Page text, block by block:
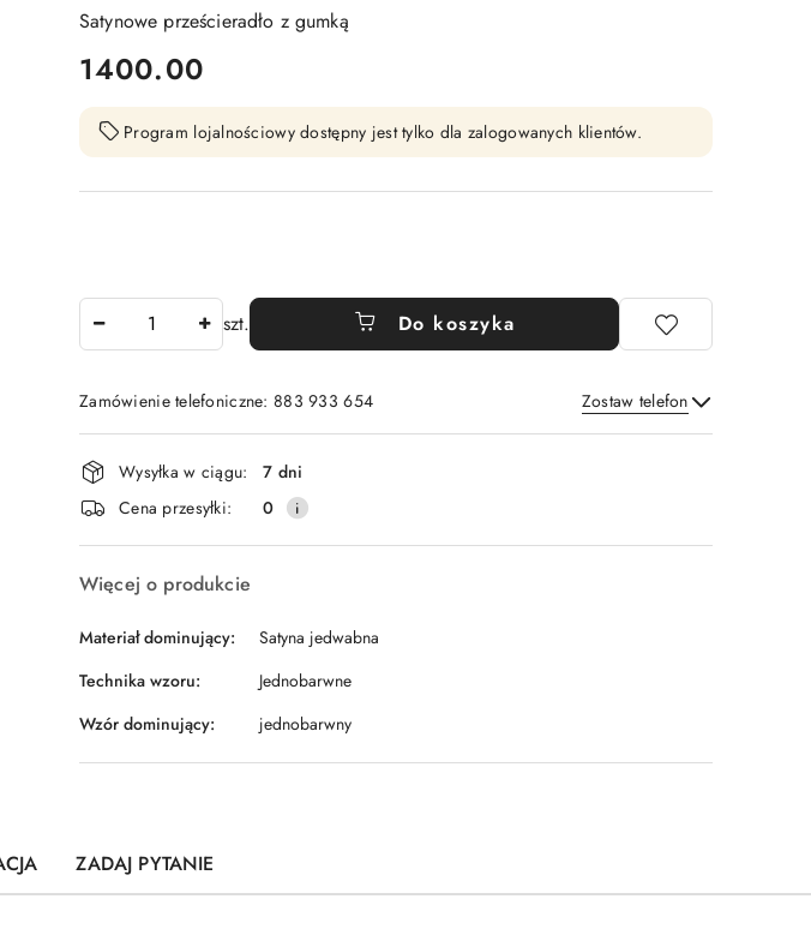
Satynowe prześcieradło z gumką
cena:
1400.00
Program lojalnościowy dostępny jest tylko dla zalogowanych klientów.
szt. Do koszyka
Zamówienie telefoniczne: 883 933 654 Zostaw telefon
Wyślij
Dostępność
i
dostawa
Wysyłka w ciągu:
7 dni
Cena przesyłki:
0
Więcej o produkcie
Materiał dominujący:
Satyna jedwabna
Technika wzoru:
Jednobarwne
Wzór dominujący:
jednobarwny
ZADAJ PYTANIE